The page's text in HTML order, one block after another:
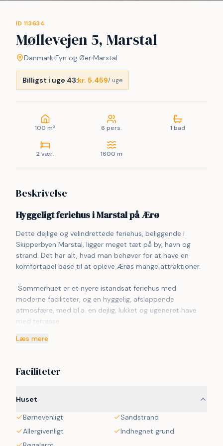
ID 113634
Møllevejen 5, Marstal
Danmark›Fyn og Øer›Marstal
Billigst i uge 43:kr. 5.459/ uge
100 m² 6 pers. 1 bad
2 vær. 1600 m
Beskrivelse
Hyggeligt feriehus i Marstal på Ærø
Dette dejlige og velindrettede feriehus, beliggende i
Skipperbyen Marstal, ligger meget tæt på by, havn og
strand. Det har alt, hvad man behøver for at have en
komfortabel base til at opleve Ærøs mange attraktioner.
moderne faciliteter, og en hyggelig, afslappende
atmosfære, med bl.a. en dejlig, lukket og ugeneret have
med terrasse.
I boligen finder man et stort spisekøkken, stue samt to
og køle/fryseskab.
viskestykker og klude.
Sengene i soveværelse 1 er en 180 cm bred seng som står
midt i værelset. Kan skilles ad til to enkeltsenge. I
Læs mere
Faciliteter
Huset
Børnevenligt
Sandstrand
Allergivenligt
Indhegnet grund